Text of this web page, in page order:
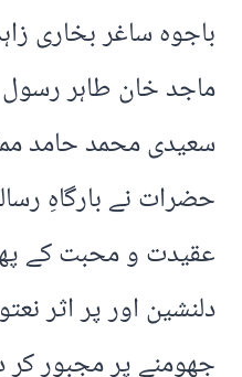
باجوہ ساغر بخاری
ماجد خان طاہر
سعیدی محمد حامد
حضرات نے بارگاہِ
عقیدت و محبت کے
دلنشین اور پر اثر
جھومنے پر مجبور کر